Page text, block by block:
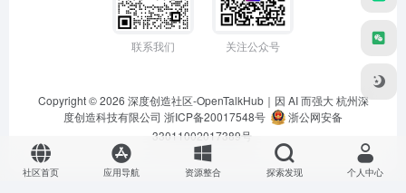
联系我们 关注公众号
Copyright © 2026 深度创造社区-OpenTalkHub｜因 AI 而强大 杭州深
度创造科技有限公司 浙ICP备20017548号
浙公网安备
33011002017389号
社区首页 应用导航 资源整合 探索发现 个人中心